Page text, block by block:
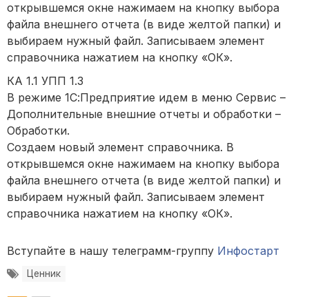
открывшемся окне нажимаем на кнопку выбора
файла внешнего отчета (в виде желтой папки) и
выбираем нужный файл. Записываем элемент
справочника нажатием на кнопку «ОК».
КА 1.1 УПП 1.3
В режиме 1С:Предприятие идем в меню Сервис –
Дополнительные внешние отчеты и обработки –
Обработки.
Создаем новый элемент справочника. В
открывшемся окне нажимаем на кнопку выбора
файла внешнего отчета (в виде желтой папки) и
выбираем нужный файл. Записываем элемент
справочника нажатием на кнопку «ОК».
Вступайте в нашу телеграмм-группу Инфостарт
Ценник